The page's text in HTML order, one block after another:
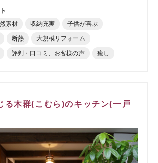
素材 収納充実 子供が喜ぶ
断熱 大規模リフォーム
評判・口コミ、お客様の声 癒し
る木群(こむら)のキッチン(一戸